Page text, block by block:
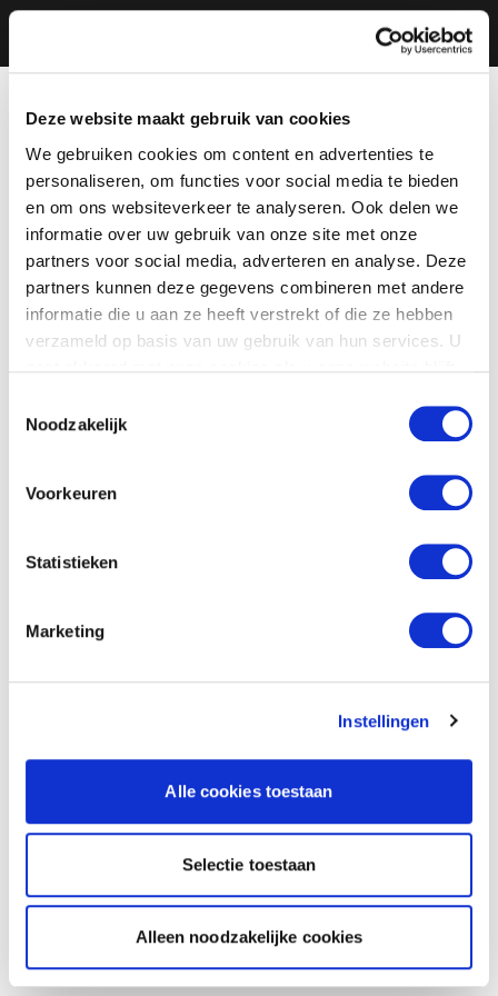
Deze website maakt gebruik van cookies
We gebruiken cookies om content en advertenties te
personaliseren, om functies voor social media te bieden
en om ons websiteverkeer te analyseren. Ook delen we
informatie over uw gebruik van onze site met onze
partners voor social media, adverteren en analyse. Deze
partners kunnen deze gegevens combineren met andere
informatie die u aan ze heeft verstrekt of die ze hebben
verzameld op basis van uw gebruik van hun services. U
Noodzakelijk
Voorkeuren
Statistieken
Marketing
Instellingen
Alle cookies toestaan
Selectie toestaan
Alleen noodzakelijke cookies